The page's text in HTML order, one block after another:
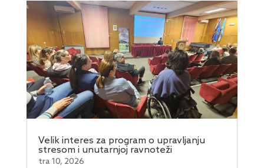
Velik interes za program o upravljanju
stresom i unutarnjoj ravnoteži
tra 10, 2026